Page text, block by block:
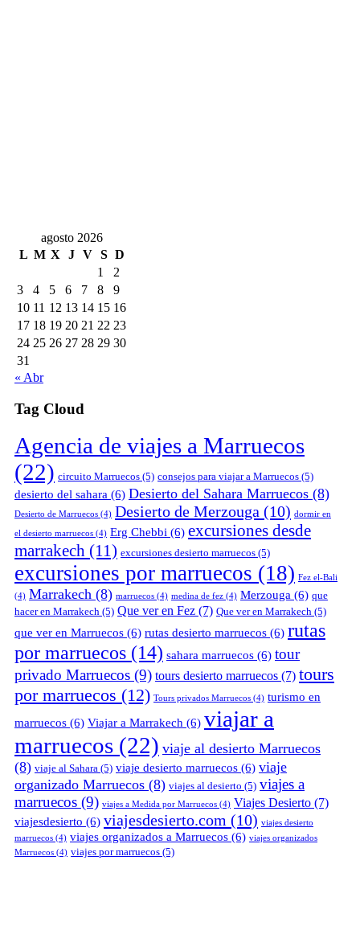
agosto 2026
L M X J V S D
1
2
3
4 5 6 7 8
9
10 11 12 13 14 15 16
17 18 19 20 21 22 23
24 25 26 27 28 29 30
31
« Abr
Tag Cloud
Agencia de viajes a Marruecos
(22) circuito Marruecos (5) consejos para viajar a Marruecos (5)
desierto del sahara (6) Desierto del Sahara Marruecos (8)
Desierto de Marruecos (4) Desierto de Merzouga (10) dormir en
el desierto marruecos (4) Erg Chebbi (6) excursiones desde
marrakech (11) excursiones desierto marruecos (5)
excursiones por marruecos (18) Fez el-Bali
(4) Marrakech (8) marruecos (4) medina de fez (4) Merzouga (6) que
hacer en Marrakech (5) Que ver en Fez (7) Que ver en Marrakech (5)
que ver en Marruecos (6) rutas desierto marruecos (6) rutas
por marruecos (14) sahara marruecos (6) tour
privado Marruecos (9) tours desierto marruecos (7) tours
por marruecos (12) Tours privados Marruecos (4) turismo en
marruecos (6) Viajar a Marrakech (6) viajar a
marruecos (22) viaje al desierto Marruecos
(8) viaje al Sahara (5) viaje desierto marruecos (6) viaje
organizado Marruecos (8) viajes al desierto (5) viajes a
marruecos (9) viajes a Medida por Marruecos (4) Viajes Desierto (7)
viajesdesierto (6) viajesdesierto.com (10) viajes desierto
marruecos (4) viajes organizados a Marruecos (6) viajes organizados
Marruecos (4) viajes por marruecos (5)